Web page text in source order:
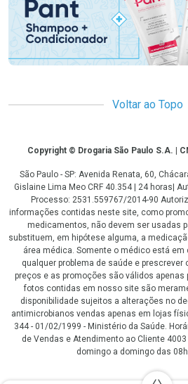
Voltar ao Topo
CopyrightCopyright © Drogaria São Paulo S.A. |
São Paulo - SP: Avenida Renata, 60,
Gislaine Lima Meo CRF 40.354 | 24 horas|
Processo: 2531.559767/2014-90
informações contidas neste site, como
medicamentos, não devem ser usadas
substituem, em hipótese alguma, a
área médica. Somente o médico está
qualquer problema de saúde e prescrever
preços e as promoções são válidos apenas
fotos contidas em nosso site são
disponibilidade sujeitos a alterações no
antimicrobianos vendas apenas em lojas
344 - 01/02/1999 - Ministério da Saúde.
de Vendas e Atendimento ao Cliente
domingo a domingo das
LGPD Aceite os Cookies